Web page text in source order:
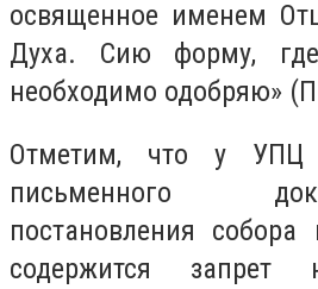
освященное именем
Духа. Сию форму,
необходимо одобряю»
Отметим, что у
письменного
постановления
содержится запрет